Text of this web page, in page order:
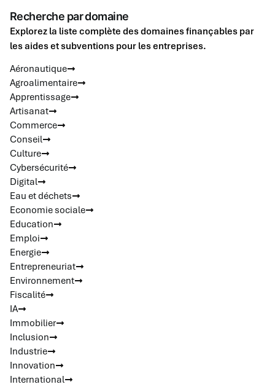
Recherche par domaine
Explorez la liste complète des domaines finançables par
les aides et subventions pour les entreprises.
Aéronautique
Agroalimentaire
Apprentissage
Artisanat
Commerce
Conseil
Culture
Cybersécurité
Digital
Eau et déchets
Economie sociale
Education
Emploi
Energie
Entrepreneuriat
Environnement
Fiscalité
IA
Immobilier
Inclusion
Industrie
Innovation
International